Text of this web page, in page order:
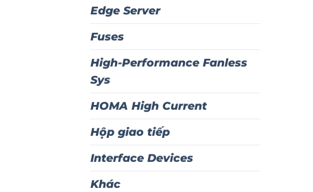
Edge Server
Fuses
High-Performance Fanless
Sys
HOMA High Current
Hộp giao tiếp
Interface Devices
Khác